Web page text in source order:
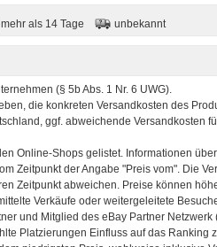
mehr als 14 Tage unbekannt